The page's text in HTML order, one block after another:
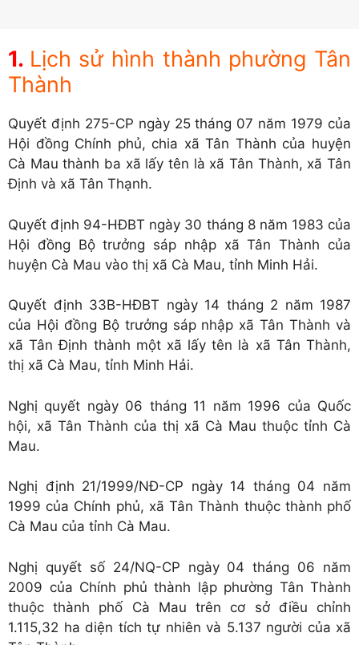
Lịch sử hình thành phường Tân
Thành
Quyết định 275-CP ngày 25 tháng 07 năm 1979 của
Hội đồng Chính phủ, chia xã Tân Thành của huyện
Cà Mau thành ba xã lấy tên là xã Tân Thành, xã Tân
Định và xã Tân Thạnh.
Quyết định 94-HĐBT ngày 30 tháng 8 năm 1983 của
Hội đồng Bộ trưởng sáp nhập xã Tân Thành của
huyện Cà Mau vào thị xã Cà Mau, tỉnh Minh Hải.
Quyết định 33B-HĐBT ngày 14 tháng 2 năm 1987
của Hội đồng Bộ trưởng sáp nhập xã Tân Thành và
xã Tân Định thành một xã lấy tên là xã Tân Thành,
thị xã Cà Mau, tỉnh Minh Hải.
Nghị quyết ngày 06 tháng 11 năm 1996 của Quốc
hội, xã Tân Thành của thị xã Cà Mau thuộc tỉnh Cà
Mau.
Nghị định 21/1999/NĐ-CP ngày 14 tháng 04 năm
1999 của Chính phủ, xã Tân Thành thuộc thành phố
Cà Mau của tỉnh Cà Mau.
Nghị quyết số 24/NQ-CP ngày 04 tháng 06 năm
2009 của Chính phủ thành lập phường Tân Thành
thuộc thành phố Cà Mau trên cơ sở điều chỉnh
1.115,32 ha diện tích tự nhiên và 5.137 người của xã